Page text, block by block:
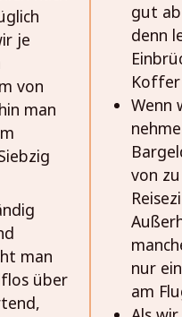
je
von
man
man
über
gut
denn
Koffer
Wenn
von
nur
am